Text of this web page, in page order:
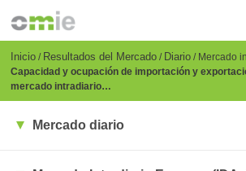
principal
Breadcrumb
Inicio Resultados del Mercado Diario Mercado
Capacidad y ocupación de importación y
mercado intradiario…
Mercado diario